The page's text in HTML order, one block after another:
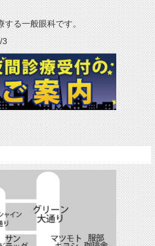
する一般眼科です。
3